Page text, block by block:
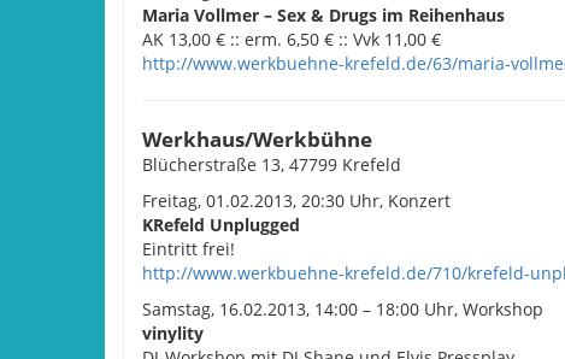
Maria Vollmer – Sex & Drugs im Reihenhaus
AK 13,00 € :: erm. 6,50 € :: Vvk 11,00 €
http://www.werkbuehne-krefeld.de/63/maria-
Werkhaus/Werkbühne
Blücherstraße 13, 47799 Krefeld
Freitag, 01.02.2013, 20:30 Uhr, Konzert
KRefeld Unplugged
Eintritt frei!
http://www.werkbuehne-krefeld.de/710/krefeld-
Samstag, 16.02.2013, 14:00 – 18:00 Uhr, Workshop
vinylity